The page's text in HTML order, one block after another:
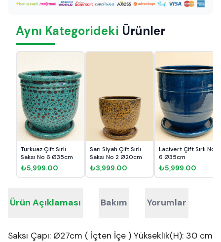
Aynı Kategorideki Ürünler
Turkuaz Çift Sırlı
Saksı No 6 Ø35cm
₺5,999.00
Sarı Siyah Çift Sırlı
Saksı No 2 Ø20cm
₺3,999.00
Lacivert Çift Sırlı No
6 Ø35cm
₺5,999.00
Ürün Açıklaması Bakım Yorumlar
Saksı Çapı: Ø27cm ( İçten İçe ) Yükseklik(H): 30 cm